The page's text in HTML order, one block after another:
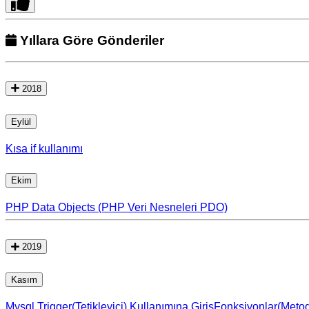
Yıllara Göre Gönderiler
2018
Eylül
Kısa if kullanımı
Ekim
PHP Data Objects (PHP Veri Nesneleri PDO)
2019
Kasım
Mysql Trigger(Tetikleyici) Kullanımına Giriş